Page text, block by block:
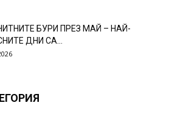
БУРИ ПРЕЗ МАЙ – НАЙ-
ДНИ СА…